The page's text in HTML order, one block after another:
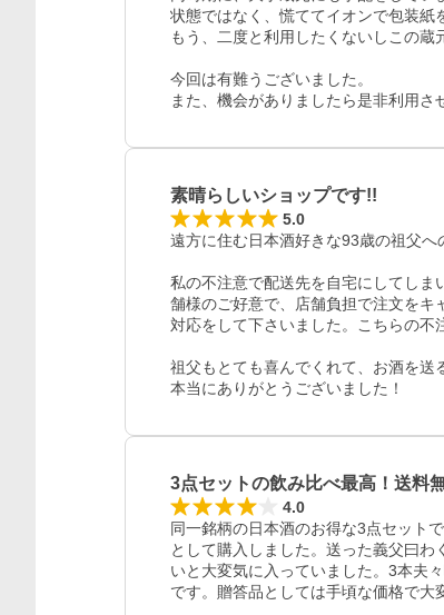
状態ではなく、慌ててイオンで包装紙
もう、二度と利用したくないしこの蔵
今回は有難うございました。
また、機会がありましたら是非利用さ
素晴らしいショップです!!
5.0
遠方に住む日本酒好きな93歳の祖父へ
私の不注意で配送先を自宅にしてし
舗様のご好意で、店舗負担で注文を
対応をして下さいました。こちらの不
祖父もとても喜んでくれて、お酒を送
本当にありがとうございました！
3点セットの飲み比べ最高！送料
4.0
同一銘柄の日本酒のお得な3点セット
として購入しました。送った義父曰
いと大変気に入っていました。3本夫
です。贈答品としては手頃な価格で大